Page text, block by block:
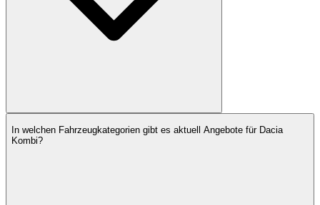
In welchen Fahrzeugkategorien gibt es aktuell Angebote für Dacia
Kombi?